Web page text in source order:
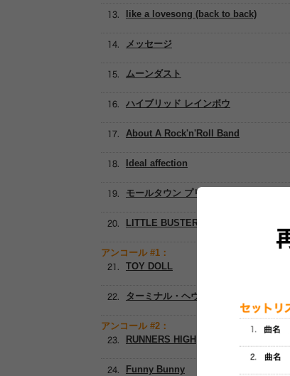
like a lovesong (back to back)
メッセージ
ムーンダスト
ハイブリッド レインボウ
About A Rock'n'Roll Band
Ideal affection
モールタウン プリズナー
LITTLE BUSTERS
アンコール #1：
TOY DOLL
ターミナル・ヘヴンズ・ロック
アンコール #2：
RUNNERS HIGH
Funny Bunny